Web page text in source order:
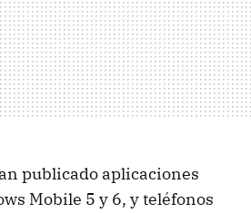
publicado aplicaciones
Mobile 5 y 6, y teléfonos